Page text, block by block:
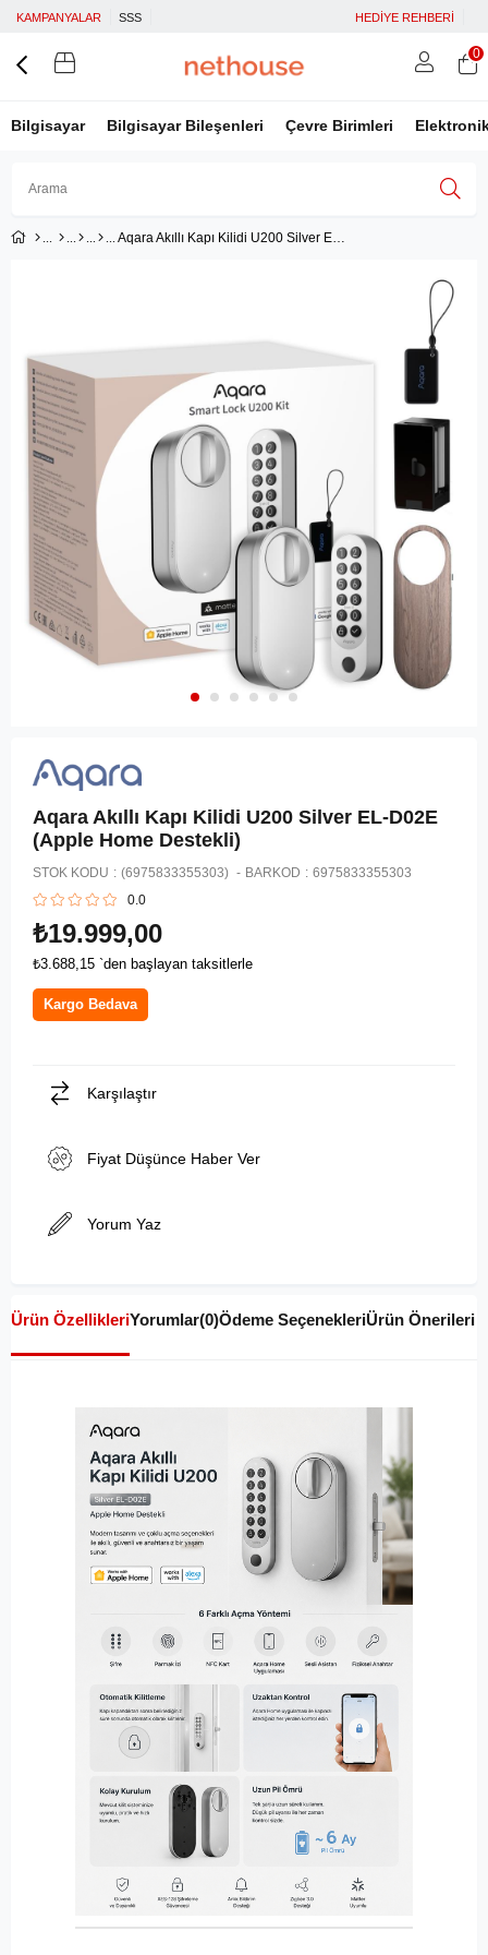
KAMPANYALAR SSS HEDİYE REHBERİ
Bilgisayar Bilgisayar Bileşenleri Çevre Birimleri
Üye Girişi Üye Ol
0
Aqara Akıllı Kapı Kilidi U200 Silver ‎EL-D02E (Apple Home Destekli)
Aqara Akıllı Kapı Kilidi U200 Silver ‎EL-D02E
(Apple Home Destekli)
STOK KODU (6975833355303) BARKOD : 6975833355303
0.0
₺19.999,00
₺3.688,15 `den başlayan taksitlerle
Kargo Bedava
Karşılaştır
Fiyat Düşünce Haber Ver
Yorum Yaz
Ürün ÖzellikleriYorumlar(0)Ödeme SeçenekleriÜrün Önerileri